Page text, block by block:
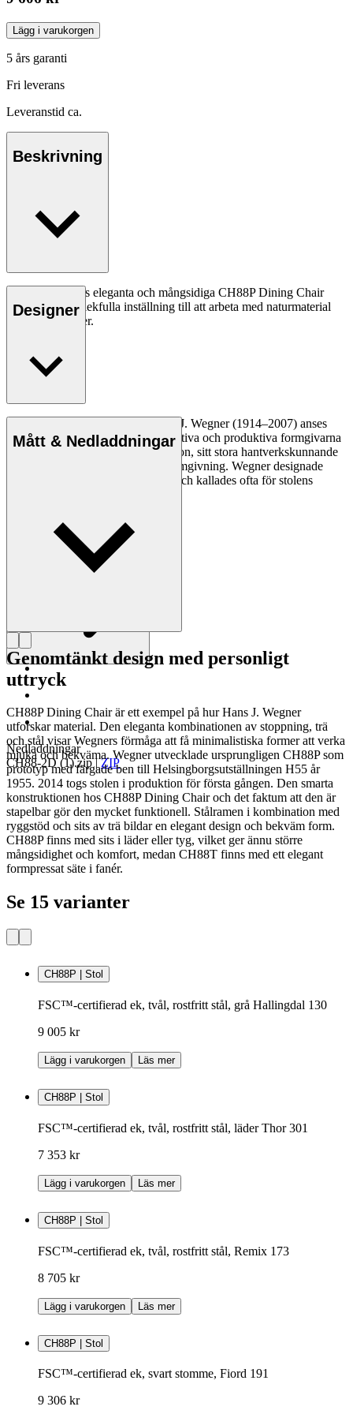
Lägg i varukorgen
5 års garanti
Fri leverans
Leveranstid ca.
Beskrivning
Hans J. Wegners eleganta och mångsidiga CH88P Dining Chair
förmedlar hans lekfulla inställning till att arbeta med naturmaterial
och unika former.
Designer
Den danske möbeldesignern Hans J. Wegner (1914–2007) anses
vara en av de mest kreativa, innovativa och produktiva formgivarna
genom tiderna, känd för sin precision, sitt stora hantverkskunnande
och sin kompromisslösa syn på formgivning. Wegner designade
nästan 500 stolar under sin livstid och kallades ofta för stolens
Läs mer om Hans J. Wegner
Mått & Nedladdningar
Nedladdningar
CH88-2D (1).zip|ZIP
Genomtänkt design med personligt
uttryck
CH88P Dining Chair är ett exempel på hur Hans J. Wegner
utforskar material. Den eleganta kombinationen av stoppning, trä
och stål visar Wegners förmåga att få minimalistiska former att verka
mjuka och bekväma. Wegner utvecklade ursprungligen CH88P som
prototyp med färgade ben till Helsingborgsutställningen H55 år
1955. 2014 togs stolen i produktion för första gången. Den smarta
konstruktionen hos CH88P Dining Chair och det faktum att den är
stapelbar gör den mycket funktionell. Stålramen i kombination med
ryggstöd och sits av trä bildar en elegant design och bekväm form.
CH88P finns med sits i läder eller tyg, vilket ger ännu större
mångsidighet och komfort, medan CH88T finns med ett elegant
formpressat säte i fanér.
Se 15 varianter
CH88P | Stol
FSC™-certifierad ek, tvål, rostfritt stål, grå Hallingdal 130
9 005 kr
Lägg i varukorgen Läs mer
CH88P | Stol
FSC™-certifierad ek, tvål, rostfritt stål, läder Thor 301
7 353 kr
Lägg i varukorgen Läs mer
CH88P | Stol
FSC™-certifierad ek, tvål, rostfritt stål, Remix 173
8 705 kr
Lägg i varukorgen Läs mer
CH88P | Stol
FSC™-certifierad ek, svart stomme, Fiord 191
9 306 kr